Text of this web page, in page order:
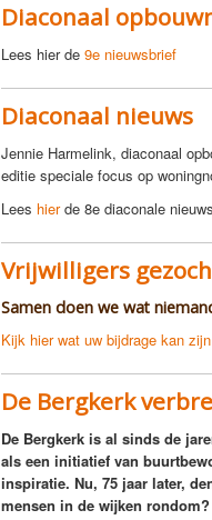
Diaconaal
Lees hier de9e nieuwsbrief
Diaconaal nieuws
Jennie Harmelink, diaconaal
editie speciale focus op
Lees hierde 8e diaconale
Vrijwilligers
Samen doen we wat
Kijk hier wat uw bijdrage kan zijn
De Bergkerk
De Bergkerk is al sinds de
als een initiatief van
inspiratie. Nu, 75 jaar later,
mensen in de wijken